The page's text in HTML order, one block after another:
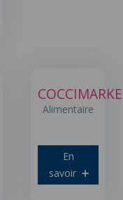
Alimentaire
En
savoir